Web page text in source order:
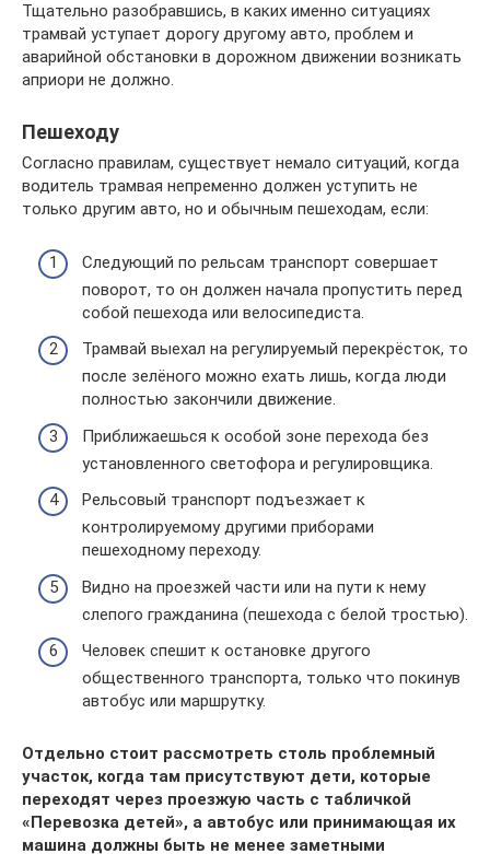
Тщательно разобравшись, в каких именно ситуациях
трамвай уступает дорогу другому авто, проблем и
аварийной обстановки в дорожном движении возникать
априори не должно.
Пешеходу
Согласно правилам, существует немало ситуаций, когда
водитель трамвая непременно должен уступить не
только другим авто, но и обычным пешеходам, если:
Следующий по рельсам транспорт совершает
поворот, то он должен начала пропустить перед
собой пешехода или велосипедиста.
Трамвай выехал на регулируемый перекрёсток, то
после зелёного можно ехать лишь, когда люди
полностью закончили движение.
Приближаешься к особой зоне перехода без
установленного светофора и регулировщика.
Рельсовый транспорт подъезжает к
контролируемому другими приборами
пешеходному переходу.
Видно на проезжей части или на пути к нему
слепого гражданина (пешехода с белой тростью).
Человек спешит к остановке другого
общественного транспорта, только что покинув
автобус или маршрутку.
Отдельно стоит рассмотреть столь проблемный
участок, когда там присутствуют дети, которые
переходят через проезжую часть с табличкой
«Перевозка детей», а автобус или принимающая их
машина должны быть не менее заметными